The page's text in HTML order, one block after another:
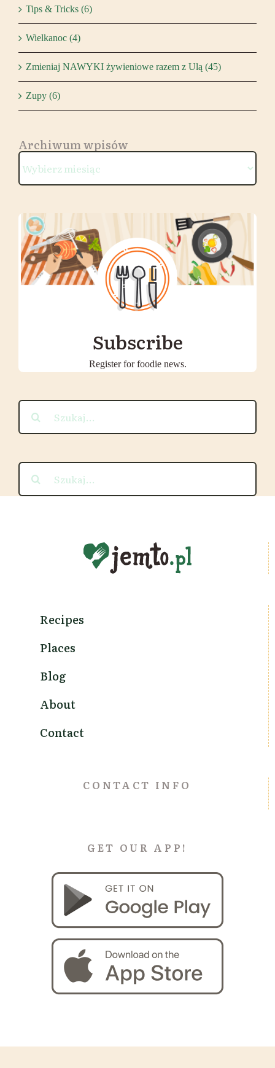
Tips & Tricks (6)
Wielkanoc (4)
Zmieniaj NAWYKI żywieniowe razem z Ulą (45)
Zupy (6)
Archiwum wpisów
wpisów
Subscribe
Register for foodie news.
Recipes
Places
Blog
About
Contact
CONTACT INFO
GET OUR APP!